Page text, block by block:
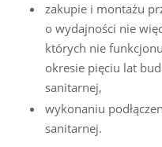
zakupie i montażu
o wydajności nie
których nie
okresie pięciu lat
sanitarnej,
wykonaniu
sanitarnej.